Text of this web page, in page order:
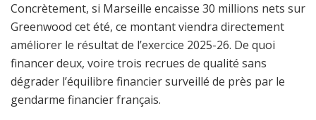
Concrètement, si Marseille encaisse 30 millions nets sur
Greenwood cet été, ce montant viendra directement
améliorer le résultat de l’exercice 2025-26. De quoi
financer deux, voire trois recrues de qualité sans
dégrader l’équilibre financier surveillé de près par le
gendarme financier français.